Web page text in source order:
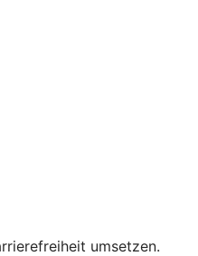
umsetzen.